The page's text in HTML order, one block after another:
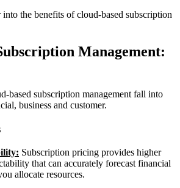
into the benefits of cloud-based subscription
Management:
based subscription management fall into
business and customer.
Subscription pricing provides higher
that can accurately forecast financial
allocate resources.